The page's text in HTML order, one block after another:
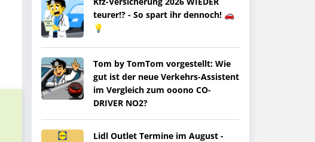
teurer!? - So spart ihr dennoch! 🚗
💡
Tom by TomTom vorgestellt: Wie
gut ist der neue Verkehrs-Assistent
im Vergleich zum ooono CO-
DRIVER NO2?
Lidl Outlet Termine im August -